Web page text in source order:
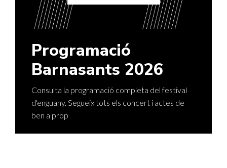
Programació
Barnasants 2026
Consulta la programació completa del festival
d'enguany. Segueix tots els concert i actes de
ben a prop